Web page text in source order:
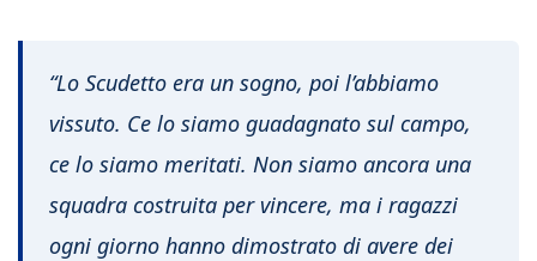
“Lo Scudetto era un sogno, poi l’abbiamo
vissuto. Ce lo siamo guadagnato sul campo,
ce lo siamo meritati. Non siamo ancora una
squadra costruita per vincere, ma i ragazzi
ogni giorno hanno dimostrato di avere dei